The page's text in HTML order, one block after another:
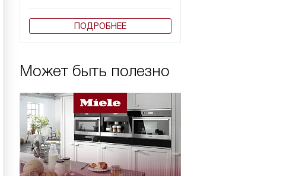
ПОДРОБНЕЕ
Может быть полезно